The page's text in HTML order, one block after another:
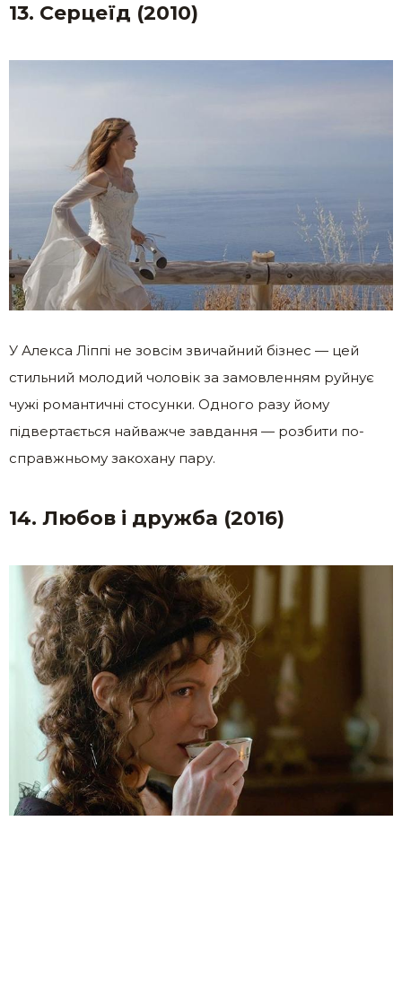
13. Серцеїд (2010)
У Алекса Ліппі не зовсім звичайний бізнес — цей
стильний молодий чоловік за замовленням руйнує
чужі романтичні стосунки. Одного разу йому
підвертається найважче завдання — розбити по-
справжньому закохану пару.
14. Любов і дружба (2016)